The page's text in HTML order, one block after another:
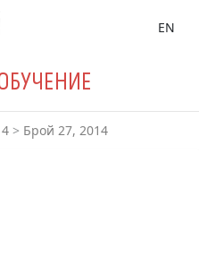
EN
> Брой 27, 2014